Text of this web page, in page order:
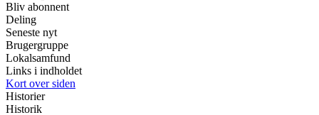
Bliv abonnent
Deling
Seneste nyt
Brugergruppe
Lokalsamfund
Links i indholdet
Kort over siden
Historier
Historik